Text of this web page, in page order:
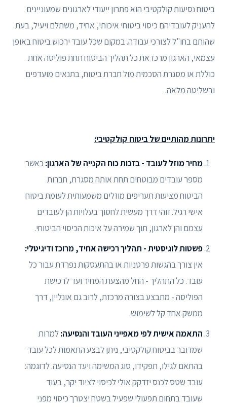
ביטוח נסיעות קולקטיבי הוא פתרון ייעודי לארגונים שמעוניינים
להעניק לעובדיהם כיסוי ביטוחי איכותי, אחיד, משתלם ויעיל, בעת
שהותם בחו"ל לצורכי עבודה. במקום שכל עובד ירכוש ביטוח באופן
עצמאי, הארגון מרכז את כל תהליך הביטוח תחת פוליסה אחת
כוללת או מסגרת הסכמית מול חברת ביטוח, בתנאים מועדפים
ובשליטה מלאה.
יתרונות מהותיים של ביטוח קולקטיבי:
מחיר מוזל לעובד - בזכות כוח הקנייה של הארגון: כאשר
מספר עובדים מבוטחים תחת אותה מסגרת, חברות
הביטוח מציעות תעריפים מוזלים משמעותית לעומת ביטוח
אישי רגיל. זוהי דרך מעשית לחסוך בעלויות הן לעובדים
עצמם והן לארגון, תוך שמירה על איכות הכיסוי הביטוחי.
פשטות לוגיסטית - תהליך רכישה אחיד, מרוכז ודיגיטלי:
אין צורך בהגשות פרטניות או בהתעסקות נפרדת עבור כל
עובד. כל התהליך - החל מהצעת המחיר ועד לרכישת
הפוליסה - מתבצע בצורה מרכזת, לרוב גם אונליין, דרך
ממשק אחד קל לשימוש.
התאמה אישית לפי מאפייני העובד והנסיעה:למרות
שמדובר בביטוח קולקטיבי, ניתן לבצע התאמות לכל עובד
בהתאם לגילו, תפקידו, סוג המשימה ויעד הנסיעה. לדוגמה:
עובד שטס לכנס יזדקק אולי לכיסוי לציוד יקר, בעוד
שעובד בתחום תפעולי שפעיל בשטח יצטרך כיסוי מפני